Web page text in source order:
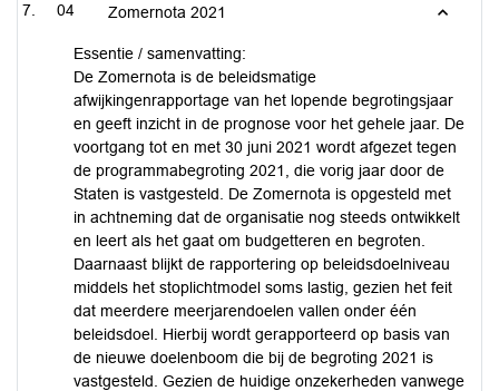
04 Zomernota 2021
Essentie / samenvatting:
De Zomernota is de beleidsmatige
afwijkingenrapportage van het lopende begrotingsjaar
en geeft inzicht in de prognose voor het gehele jaar. De
voortgang tot en met 30 juni 2021 wordt afgezet tegen
de programmabegroting 2021, die vorig jaar door de
Staten is vastgesteld. De Zomernota is opgesteld met
in achtneming dat de organisatie nog steeds ontwikkelt
en leert als het gaat om budgetteren en begroten.
Daarnaast blijkt de rapportering op beleidsdoelniveau
middels het stoplichtmodel soms lastig, gezien het feit
dat meerdere meerjarendoelen vallen onder één
beleidsdoel. Hierbij wordt gerapporteerd op basis van
de nieuwe doelenboom die bij de begroting 2021 is
vastgesteld. Gezien de huidige onzekerheden vanwege